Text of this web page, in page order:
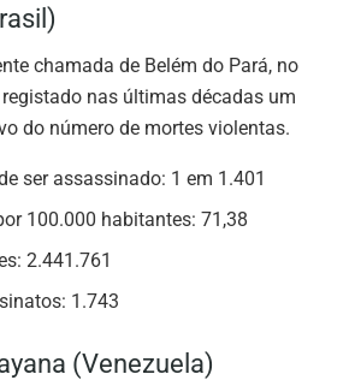
chamada de Belém do Pará, no
nas últimas décadas um
do número de mortes violentas.
ser assassinado: 1 em 1.401
100.000 habitantes: 71,38
2.441.761
1.743
(Venezuela)